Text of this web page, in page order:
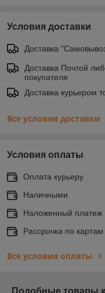
Условия доставки
Доставка
Доставка Почтой
покупателя
Доставка курьером
Все условия доставки
Условия оплаты
Оплата курьеру
Наличными
Наложенный платеж
Рассрочка по
Все условия оплаты